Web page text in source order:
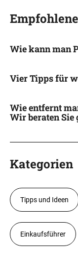
Wie kann man
Vier Tipps für
Wie entfernt
Wir beraten Sie
Kategorien
Tipps und Ideen
Einkaufsführer